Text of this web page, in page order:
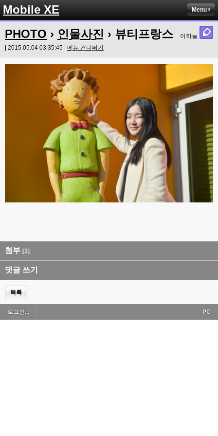
Mobile XE Menu
PHOTO › 인물사진 › 뷰티프랑스
이하늘
| 2015.05.04 03:35:45 | 메뉴 건너뛰기
첨부 [1]
댓글 쓰기
목록
로그인... PC